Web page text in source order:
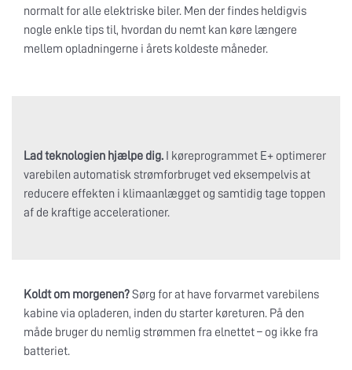
normalt for alle elektriske biler. Men der findes heldigvis
nogle enkle tips til, hvordan du nemt kan køre længere
mellem opladningerne i årets koldeste måneder.
Lad teknologien hjælpe dig. I køreprogrammet E+ optimerer
varebilen automatisk strømforbruget ved eksempelvis at
reducere effekten i klimaanlægget og samtidig tage toppen
af de kraftige accelerationer.
Koldt om morgenen?Sørg for at have forvarmet varebilens
kabine via opladeren, inden du starter køreturen. På den
måde bruger du nemlig strømmen fra elnettet – og ikke fra
batteriet.